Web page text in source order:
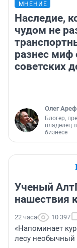
МНЕНИЕ
Наследие,
чудом не
разнес миф
советских
Олег
Блогер,
владелец
бизнесе
Ученый
нашествия
22 часа 10 397
«Напоминает
лесу необычный